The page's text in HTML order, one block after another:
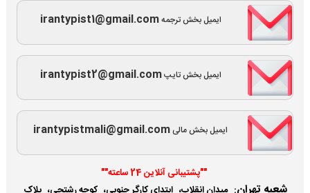
ایمیل بخش ترجمهirantypist1@gmail.com
ایمیل بخش تایپirantypist2@gmail.com
ایمیل بخش مالیirantypistmali@gmail.com
""پشتیبانی آنلاین 24 ساعته""